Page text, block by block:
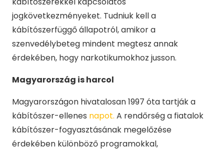
jogkövetkezményeket. Tudniuk kell a
kábítószerfüggő állapotról, amikor a
szenvedélybeteg mindent megtesz annak
érdekében, hogy narkotikumokhoz jusson.
Magyarország is harcol
Magyarországon hivatalosan 1997 óta tartják a
kábítószer-ellenes napot. A rendőrség a fiatalok
kábítószer-fogyasztásának megelőzése
érdekében különböző programokkal,